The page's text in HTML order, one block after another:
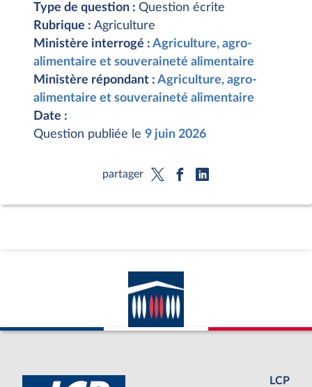
Type de question : Question écrite
Rubrique : Agriculture
Ministère interrogé : Agriculture, agro-
alimentaire et souveraineté alimentaire
Ministère répondant : Agriculture, agro-
alimentaire et souveraineté alimentaire
Date :
Question publiée le 9 juin 2026
partager
LCP